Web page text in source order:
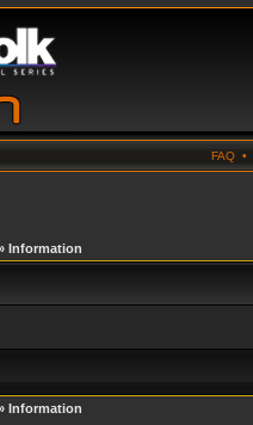
FAQ •
Information
Information